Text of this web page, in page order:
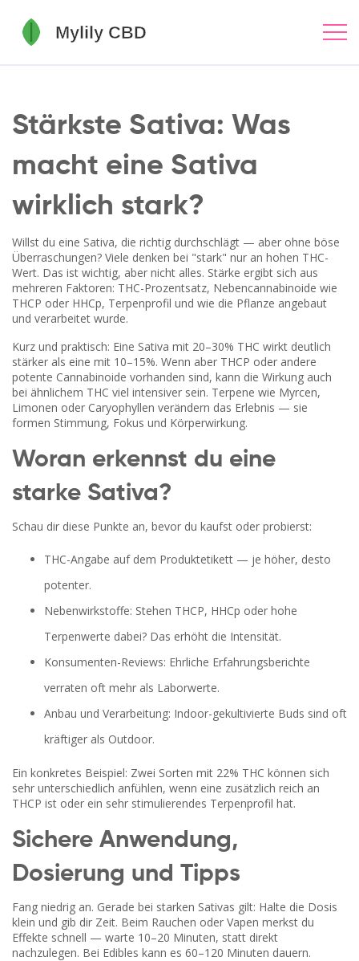
Stärkste Sativa: Was
macht eine Sativa
wirklich stark?
Willst du eine Sativa, die richtig durchschlägt — aber ohne böse
Überraschungen? Viele denken bei "stark" nur an hohen THC-
Wert. Das ist wichtig, aber nicht alles. Stärke ergibt sich aus
mehreren Faktoren: THC-Prozentsatz, Nebencannabinoide wie
THCP oder HHCp, Terpenprofil und wie die Pflanze angebaut
und verarbeitet wurde.
Kurz und praktisch: Eine Sativa mit 20–30% THC wirkt deutlich
stärker als eine mit 10–15%. Wenn aber THCP oder andere
potente Cannabinoide vorhanden sind, kann die Wirkung auch
bei ähnlichem THC viel intensiver sein. Terpene wie Myrcen,
Limonen oder Caryophyllen verändern das Erlebnis — sie
formen Stimmung, Fokus und Körperwirkung.
Woran erkennst du eine
starke Sativa?
Schau dir diese Punkte an, bevor du kaufst oder probierst:
THC-Angabe auf dem Produktetikett — je höher, desto
potenter.
Nebenwirkstoffe: Stehen THCP, HHCp oder hohe
Terpenwerte dabei? Das erhöht die Intensität.
Konsumenten-Reviews: Ehrliche Erfahrungsberichte
verraten oft mehr als Laborwerte.
Anbau und Verarbeitung: Indoor-gekultivierte Buds sind oft
kräftiger als Outdoor.
Ein konkretes Beispiel: Zwei Sorten mit 22% THC können sich
sehr unterschiedlich anfühlen, wenn eine zusätzlich reich an
THCP ist oder ein sehr stimulierendes Terpenprofil hat.
Sichere Anwendung,
Dosierung und Tipps
Fang niedrig an. Gerade bei starken Sativas gilt: Halte die Dosis
klein und gib dir Zeit. Beim Rauchen oder Vapen merkst du
Effekte schnell — warte 10–20 Minuten, statt direkt
nachzulegen. Bei Edibles kann es 60–120 Minuten dauern.